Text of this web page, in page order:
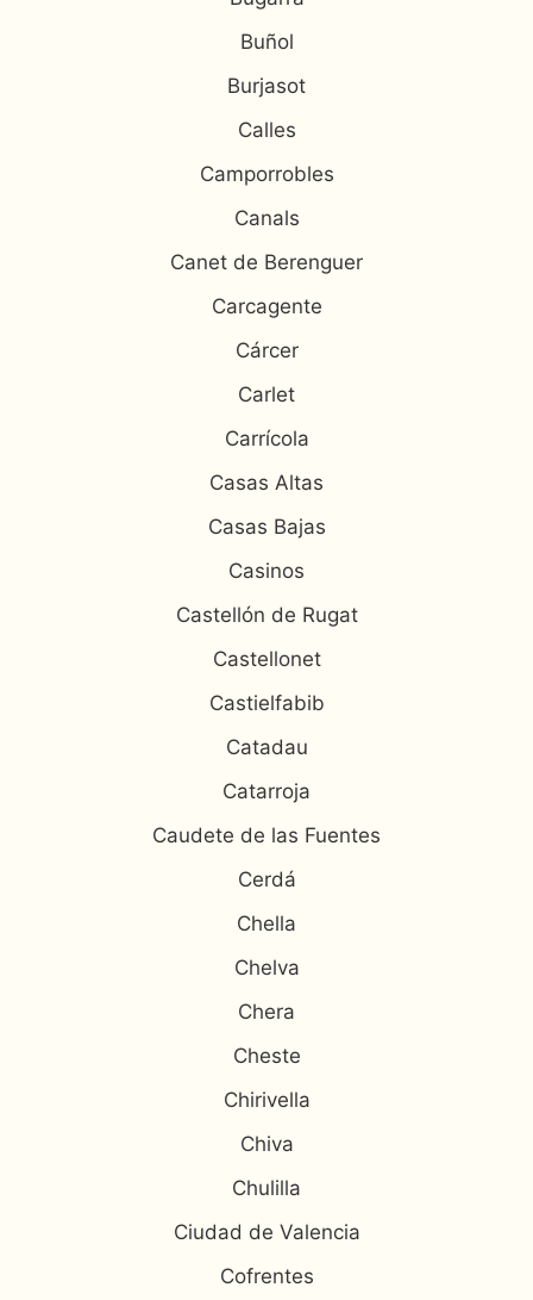
Buñol
Burjasot
Calles
Camporrobles
Canals
Canet de Berenguer
Carcagente
Cárcer
Carlet
Carrícola
Casas Altas
Casas Bajas
Casinos
Castellón de Rugat
Castellonet
Castielfabib
Catadau
Catarroja
Caudete de las Fuentes
Cerdá
Chella
Chelva
Chera
Cheste
Chirivella
Chiva
Chulilla
Ciudad de Valencia
Cofrentes